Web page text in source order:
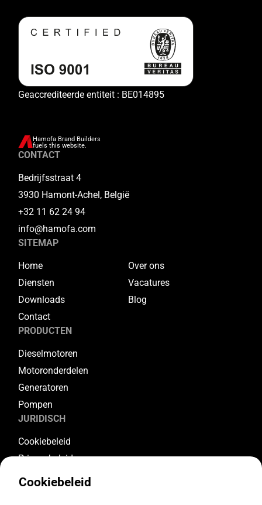
Geaccrediteerde entiteit : BE014895
Hamofa Brand Builders
fuels this website.
CONTACT
Bedrijfsstraat 4
3930 Hamont-Achel, België
+32 11 62 24 94
info@hamofa.com
SITEMAP
Home
Over ons
Diensten
Vacatures
Downloads
Blog
Contact
PRODUCTEN
Dieselmotoren
Motoronderdelen
Generatoren
Pompen
JURIDISCH
Cookiebeleid
Privacybeleid
Algemene voorwaarden
Cookiebeleid